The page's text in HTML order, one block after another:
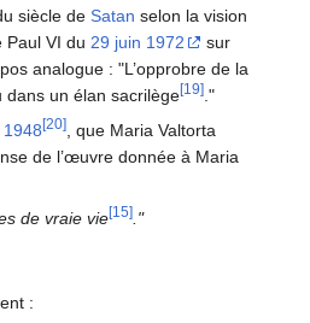
siècle de Satan selon la vision
Paul VI du 29 juin 1972
sur
analogue : "L’opprobre de la
dans un élan sacrilège[19] ."
[20]
, que Maria Valtorta
de l’œuvre donnée à Maria
de vraie vie[15] ."
: